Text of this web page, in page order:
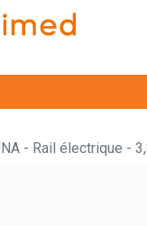
- Rail électrique -